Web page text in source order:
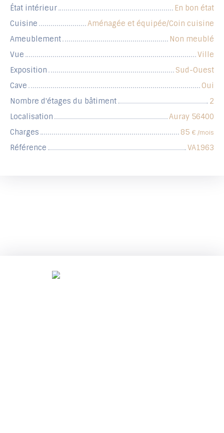
État intérieur
En bon état
Cuisine
Aménagée et équipée/Coin cuisine
Ameublement
Non meublé
Vue
Ville
Exposition
Sud-Ouest
Cave
Oui
Nombre d'étages du bâtiment
2
Localisation
Auray 56400
Charges
85 € /mois
Référence VA1963